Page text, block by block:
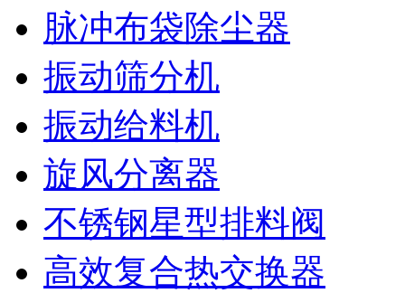
脉冲布袋除尘器
振动筛分机
振动给料机
旋风分离器
不锈钢星型排料阀
高效复合热交换器